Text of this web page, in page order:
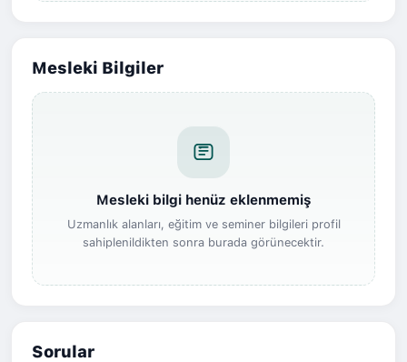
Mesleki Bilgiler
Mesleki bilgi henüz eklenmemiş
Uzmanlık alanları, eğitim ve seminer bilgileri profil
sahiplenildikten sonra burada görünecektir.
Sorular